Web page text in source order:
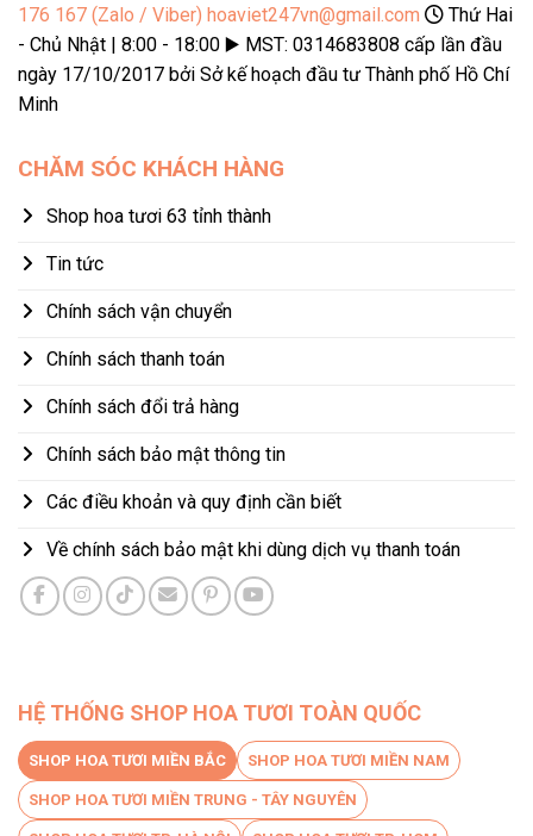
176 167 (Zalo / Viber) hoaviet247vn@gmail.com
Thứ Hai
- Chủ Nhật | 8:00 - 18:00 ▶️ MST: 0314683808 cấp lần đầu
ngày 17/10/2017 bởi Sở kế hoạch đầu tư Thành phố Hồ Chí
Minh
CHĂM SÓC KHÁCH HÀNG
Shop hoa tươi 63 tỉnh thành
Tin tức
Chính sách vận chuyển
Chính sách thanh toán
Chính sách đổi trả hàng
Chính sách bảo mật thông tin
Các điều khoản và quy định cần biết
Về chính sách bảo mật khi dùng dịch vụ thanh toán
HỆ THỐNG SHOP HOA TƯƠI TOÀN QUỐC
SHOP HOA TƯƠI MIỀN BẮC SHOP HOA TƯƠI MIỀN NAM
SHOP HOA TƯƠI MIỀN TRUNG - TÂY NGUYÊN